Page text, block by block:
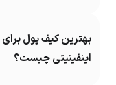
بهترین کیف پول
اینفینیتی چیست؟